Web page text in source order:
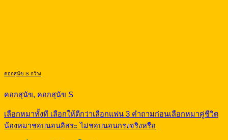
คอกสุนัข S กว้าง
คอกสุนัข, คอกสุนัข S
เลือกหมาทั้งที เลือกให้ดีกว่าเลือกแฟน 3 คำถามก่อนเลือกหมาคู่ชีวิต
น้องหมาชอบนอนอิสระ ไม่ชอบนอนกรงจริงหรือ